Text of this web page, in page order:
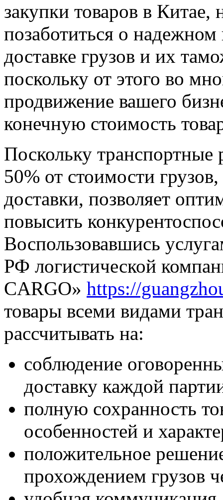
закупки товаров в Китае,
позаботиться о
доставке грузов и их
поскольку от этого во
продвижение вашего
конечную стоимость
Поскольку транспортные
50% от стоимости
доставки, позволяет
повысить
Воспользовавшись
РФ логистической
CARGO» https://
товары всеми видами
рассчитывать на:
соблюдение
доставку каждой
полную сохранность
особенностей и
положительное
прохождением грузов